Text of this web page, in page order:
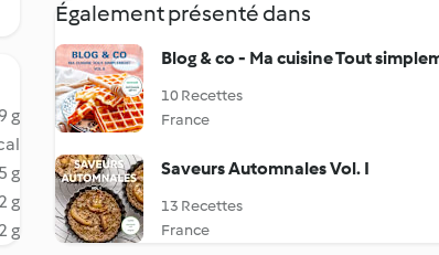
g
g
g
g
Également présenté dans
Blog & co - Ma cuisine Tout
10 Recettes
France
Saveurs Automnales Vol. I
13 Recettes
France